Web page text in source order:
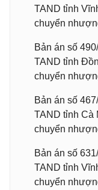
TAND tỉnh
chuyển
Bản án số
TAND tỉnh
chuyển
Bản án số
TAND tỉnh Cà
chuyển
Bản án số
TAND tỉnh
chuyển